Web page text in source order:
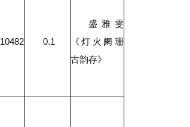
10482 0.1
盛雅雯
《灯火阑珊
古韵存》